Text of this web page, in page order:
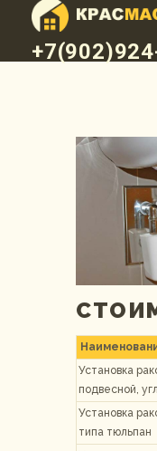
Установка
подвесной,
Установка
типа тюльпан